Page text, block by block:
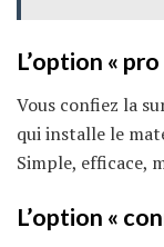
L’option « pro
Vous confiez la
qui installe le
Simple, efficace,
L’option «